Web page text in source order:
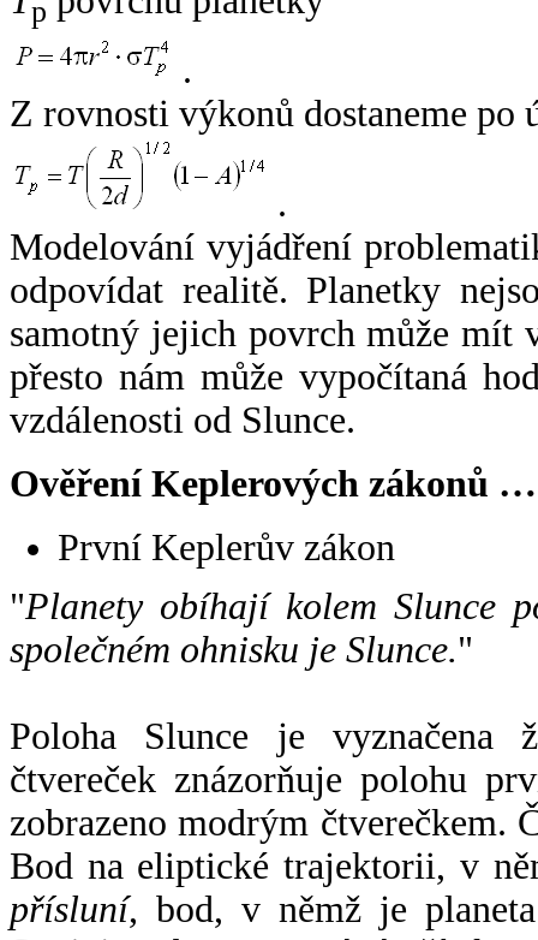
p
.
Z rovnosti výkonů dostaneme po
.
Modelování vyjádření
odpovídat realitě. Planetky
samotný jejich povrch může mít
přesto nám může vypočítaná
vzdálenosti od Slunce.
Ověření Keplerových zákonů …
První Keplerův zákon
"Planety obíhají kolem Slunce
společném ohnisku je Slunce."
Poloha Slunce je vyznačena
čtvereček znázorňuje polohu
zobrazeno modrým čtverečkem.
Bod na eliptické trajektorii, v
přísluní, bod, v němž je